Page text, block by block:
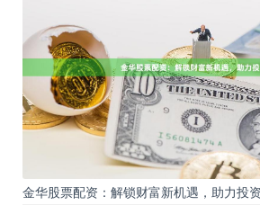
股票怎么配债 配资炒股，助你财富增值，配
正规股票配资 2025-01-25
配资炒股是一种杠杆交易方式，通过向配资
者的资金规模。这可以帮助投资者获得更高
股票配资平台查询网 七星股票配资：高杠
2025-02-09
七星股票配资是一种杠杆式投资方式，允许
撬动更大的资金进行股票交易。这种方式具
金华股票配资：解锁财富新机遇，助力投